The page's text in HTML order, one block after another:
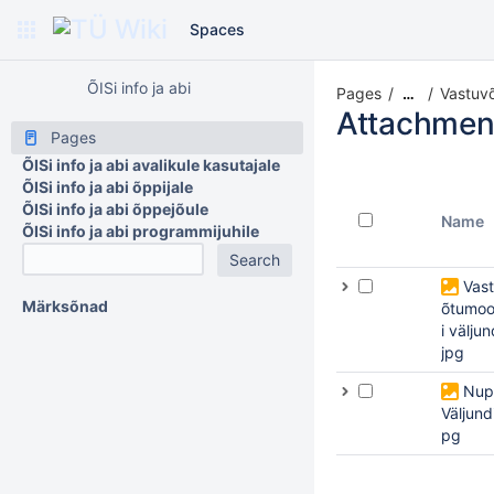
Spaces
ÕISi info ja abi
Pages
ÕISi info ja abi avalikule kasutajale
ÕISi info ja abi õppijale
ÕISi info ja abi õppejõule
ÕISi info ja abi programmijuhile
Märksõnad
Pages …
Name
i
jpg
pg